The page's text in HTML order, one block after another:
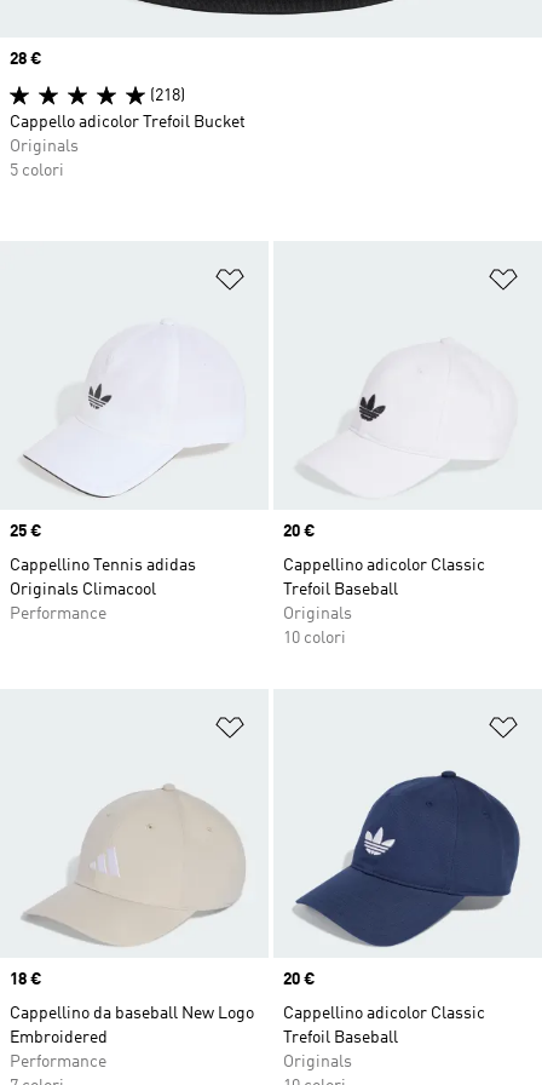
Aggiungi alla lista dei desideri
Price
25 €
Cappellino Tennis adidas
Originals Climacool
Performance
Price
20 €
Cappellino adicolor Classic
Trefoil Baseball
Originals
10 colori
Aggiungi alla lista dei desideri
Price
18 €
Cappellino da baseball New Logo
Embroidered
Performance
Price
20 €
Cappellino adicolor Classic
Trefoil Baseball
Originals
Price
28 €
(218)
Cappello adicolor Trefoil Bucket
Originals
5 colori